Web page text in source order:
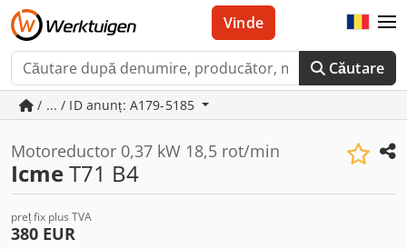
Căutare
Vinde
/ ... / ID anunț: A179-5185
Motoreductor 0,37 kW 18,5 rot/min
IcmeT71 B4
preț fix plus TVA
380 EUR